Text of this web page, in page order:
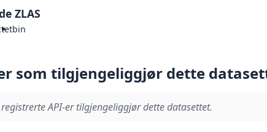
ZLAS
bin
som tilgjengeliggjør dette
API-er tilgjengeliggjør dette datasettet.